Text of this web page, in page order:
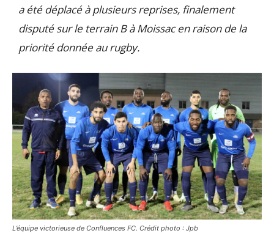
a été déplacé à plusieurs reprises, finalement
disputé sur le terrain B à Moissac en raison de la
priorité donnée au rugby.
L’équipe victorieuse de Confluences FC. Crédit photo : Jpb